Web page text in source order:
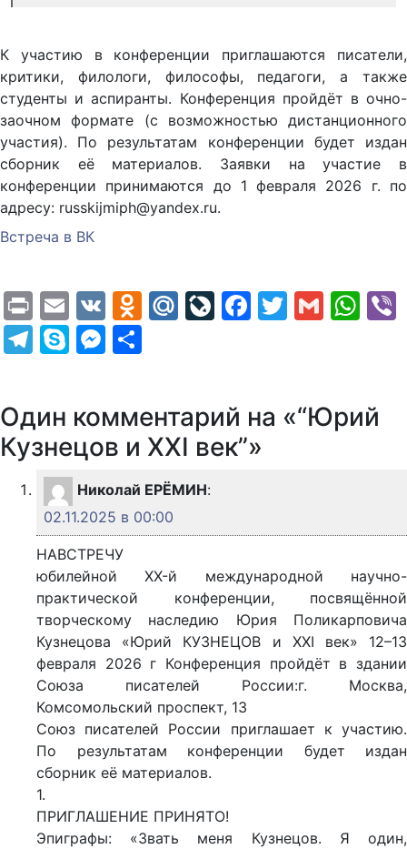
К участию в конференции приглашаются писатели,
критики, филологи, философы, педагоги, а также
студенты и аспиранты. Конференция пройдёт в очно-
заочном формате (с возможностью дистанционного
участия). По результатам конференции будет издан
сборник её материалов. Заявки на участие в
конференции принимаются до 1 февраля 2026 г. по
адресу: russkijmiph@yandex.ru.
Встреча в ВК
PrintEmail
VK Odnoklassniki
Mail.Ru
LiveJournal
Facebook
Twitter
Gmail
Telegram
SkypeMessenger
Один комментарий на «“Юрий
Кузнецов и XXI век”»
Николай ЕРЁМИН:
02.11.2025 в 00:00
НАВСТРЕЧУ
юбилейной XX-й международной научно-
практической конференции, посвящённой
творческому наследию Юрия Поликарповича
Кузнецова «Юрий КУЗНЕЦОВ и XXI век» 12–13
февраля 2026 г Конференция пройдёт в здании
Союза писателей России:г. Москва,
Комсомольский проспект, 13
Союз писателей России приглашает к участию.
По результатам конференции будет издан
сборник её материалов.
1.
ПРИГЛАШЕНИЕ ПРИНЯТО!
Эпиграфы: «Звать меня Кузнецов. Я один,